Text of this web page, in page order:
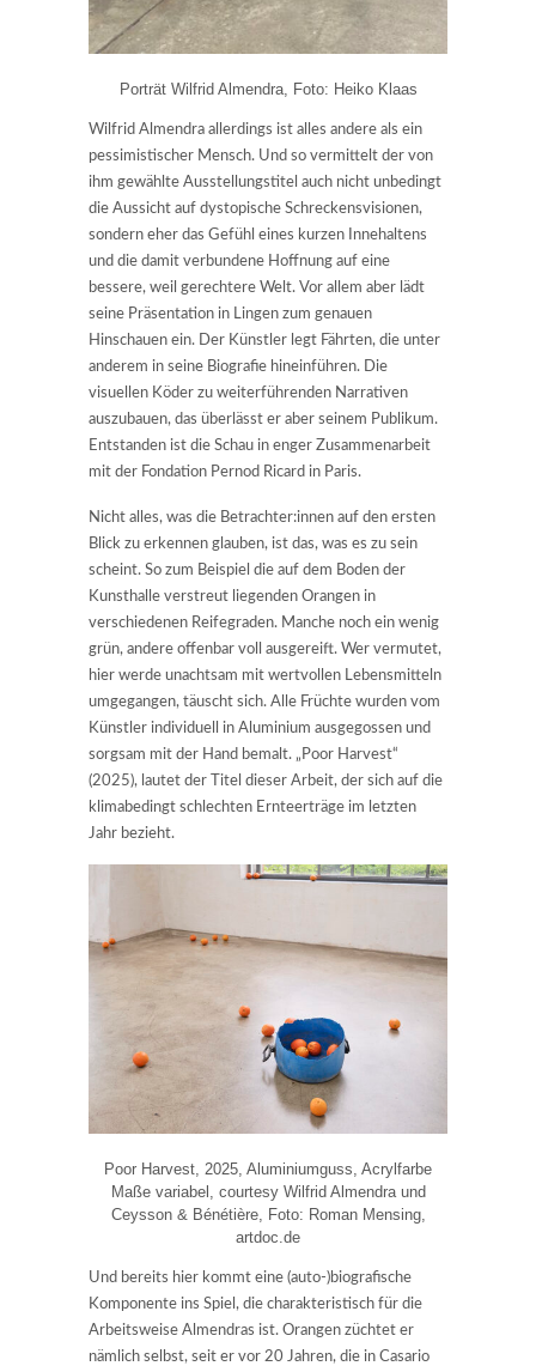
Porträt Wilfrid Almendra, Foto: Heiko Klaas
Wilfrid Almendra allerdings ist alles andere als ein
pessimistischer Mensch. Und so vermittelt der von
ihm gewählte Ausstellungstitel auch nicht unbedingt
die Aussicht auf dystopische Schreckensvisionen,
sondern eher das Gefühl eines kurzen Innehaltens
und die damit verbundene Hoffnung auf eine
bessere, weil gerechtere Welt. Vor allem aber lädt
seine Präsentation in Lingen zum genauen
Hinschauen ein. Der Künstler legt Fährten, die unter
anderem in seine Biografie hineinführen. Die
visuellen Köder zu weiterführenden Narrativen
auszubauen, das überlässt er aber seinem Publikum.
Entstanden ist die Schau in enger Zusammenarbeit
mit der Fondation Pernod Ricard in Paris.
Nicht alles, was die Betrachter:innen auf den ersten
Blick zu erkennen glauben, ist das, was es zu sein
scheint. So zum Beispiel die auf dem Boden der
Kunsthalle verstreut liegenden Orangen in
verschiedenen Reifegraden. Manche noch ein wenig
grün, andere offenbar voll ausgereift. Wer vermutet,
hier werde unachtsam mit wertvollen Lebensmitteln
umgegangen, täuscht sich. Alle Früchte wurden vom
Künstler individuell in Aluminium ausgegossen und
sorgsam mit der Hand bemalt. „Poor Harvest“
(2025), lautet der Titel dieser Arbeit, der sich auf die
klimabedingt schlechten Ernteerträge im letzten
Jahr bezieht.
Poor Harvest, 2025, Aluminiumguss, Acrylfarbe
Maße variabel, courtesy Wilfrid Almendra und
Ceysson & Bénétière, Foto: Roman Mensing,
artdoc.de
Und bereits hier kommt eine (auto-)biografische
Komponente ins Spiel, die charakteristisch für die
Arbeitsweise Almendras ist. Orangen züchtet er
nämlich selbst, seit er vor 20 Jahren, die in Casario